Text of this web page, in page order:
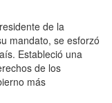
de la
mandato, se esforzó
Estableció una
de los
más